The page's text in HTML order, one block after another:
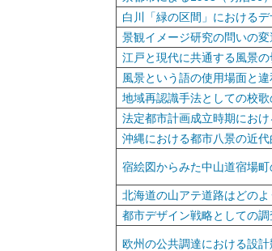
白川「緑の区間」における
景観イメージ研究の問いの
江戸と現代に共通する風景
風景という語の使用場面と
地域再認識手法としての校
法定都市計画成立時期にお
沖縄における都市八景の近
宿絵図からみた中山道宿場
北海道の山アテ道路はどの
都市デザイン戦略としての
欧州の公共調達における設